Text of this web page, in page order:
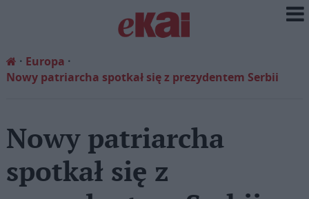
Europa
Nowy patriarcha spotkał się z prezydentem Serbii
Nowy patriarcha
spotkał się z